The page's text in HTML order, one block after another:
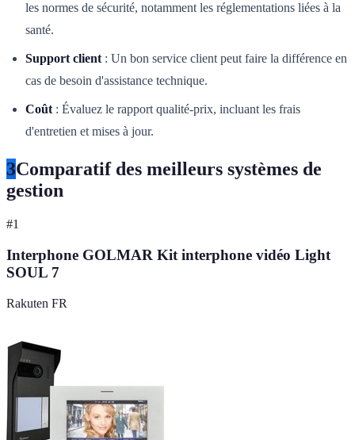
les normes de sécurité, notamment les réglementations liées à la
santé.
Support client : Un bon service client peut faire la différence en
cas de besoin d'assistance technique.
Coût : Évaluez le rapport qualité-prix, incluant les frais
d'entretien et mises à jour.
3Comparatif des meilleurs systèmes de
gestion
#1
Interphone GOLMAR Kit interphone vidéo Light
SOUL 7
Rakuten FR